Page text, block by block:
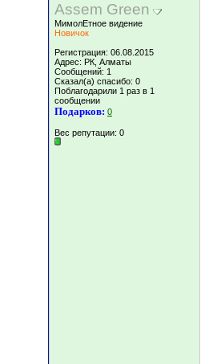
Assem Green
МимолЕтное видение
Новичок
Регистрация: 06.08.2015
Адрес: РК, Алматы
Сообщений: 1
Сказал(а) спасибо: 0
Поблагодарили 1 раз в 1
сообщении
Подарков: 0
Вес репутации: 0